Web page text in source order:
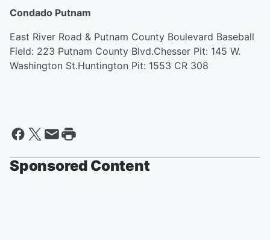
Condado Putnam
East River Road & Putnam County Boulevard Baseball
Field: 223 Putnam County Blvd.Chesser Pit: 145 W.
Washington St.Huntington Pit: 1553 CR 308
Sponsored Content